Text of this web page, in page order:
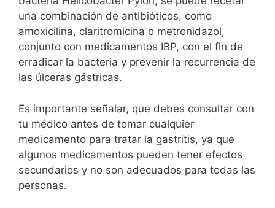
una combinación de antibióticos, como
amoxicilina, claritromicina o metronidazol,
conjunto con medicamentos IBP, con el fin de
erradicar la bacteria y prevenir la recurrencia de
las úlceras gástricas.
Es importante señalar, que debes consultar con
tu médico antes de tomar cualquier
medicamento para tratar la gastritis, ya que
algunos medicamentos pueden tener efectos
secundarios y no son adecuados para todas las
personas.